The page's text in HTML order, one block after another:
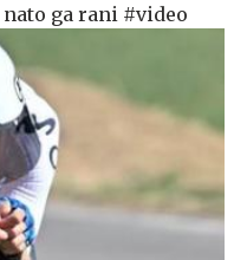
ga rani #video